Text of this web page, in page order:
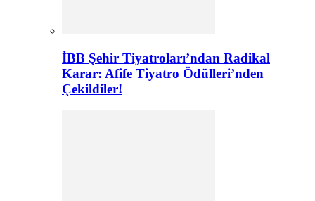
İBB Şehir Tiyatroları’ndan Radikal
Karar: Afife Tiyatro Ödülleri’nden
Çekildiler!